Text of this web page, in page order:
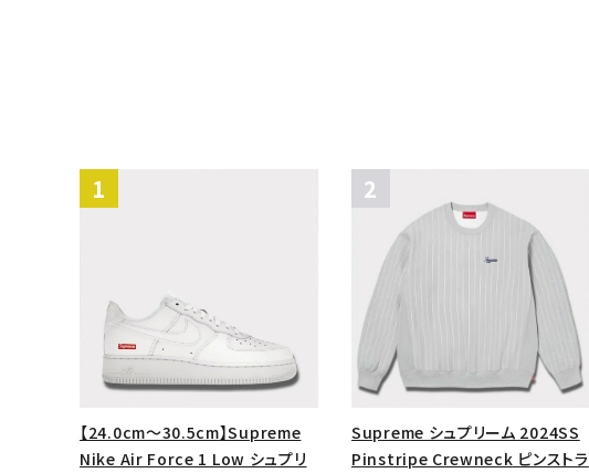
【24.0cm～30.5cm】Supreme
Nike Air Force 1 Low シュプリ
Supreme シュプリーム 2024SS
Pinstripe Crewneck ピンストラ